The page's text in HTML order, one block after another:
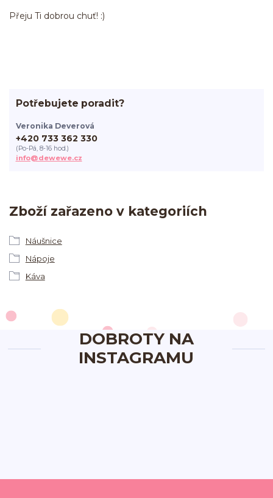
Přeju Ti dobrou chuť! :)
Zboží zařazeno v kategoriích
Náušnice
Nápoje
Káva
Potřebujete poradit?
Veronika Deverová
+420 733 362 330
(Po-Pá, 8-16 hod.)
info@dewewe.cz
DOBROTY NA
INSTAGRAMU